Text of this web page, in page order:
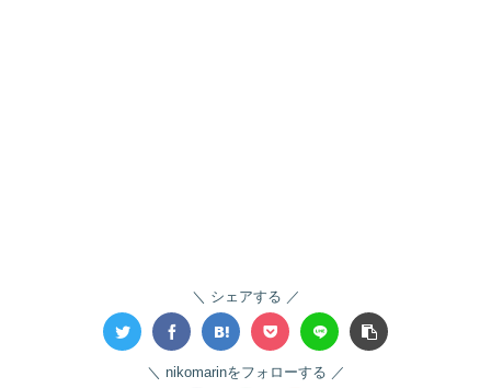
シェアする
nikomarinをフォローする